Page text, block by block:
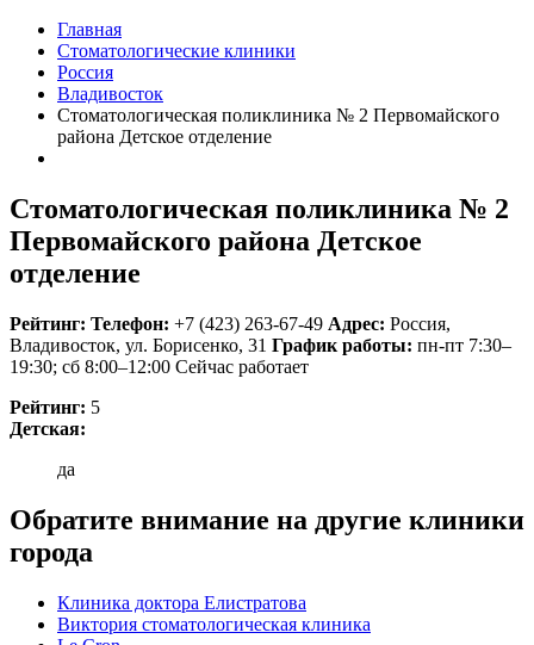
Главная
Стоматологические клиники
Россия
Владивосток
Стоматологическая поликлиника № 2 Первомайского
района Детское отделение
Стоматологическая поликлиника № 2
Первомайского района Детское
отделение
Рейтинг: Телефон: +7 (423) 263-67-49 Адрес: Россия,
Владивосток, ул. Борисенко, 31 График работы: пн-пт 7:30–
19:30; сб 8:00–12:00 Сейчас работает
Рейтинг: 5
Детская:
да
Обратите внимание на другие клиники
города
Клиника доктора Елистратова
Виктория стоматологическая клиника